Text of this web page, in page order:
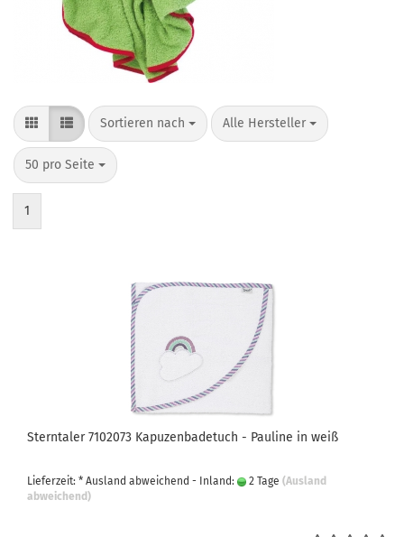
Sortieren nach
Sortieren nach Alle Hersteller
pro Seite
50 pro Seite
pro Seite
1
Sterntaler 7102073 Kapuzenbadetuch - Pauline in weiß
Lieferzeit: * Ausland abweichend - Inland: 2 Tage (Ausland
abweichend)